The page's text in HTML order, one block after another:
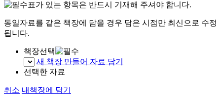
표가 있는 항목은 반드시 기재해 주셔야 합니다.
동일자료를 같은 책장에 담을 경우 담은 시점만 최신으로 수정
됩니다.
책장선택
새 책장 만들어 자료 담기
선택한 자료
취소 내책장에 담기